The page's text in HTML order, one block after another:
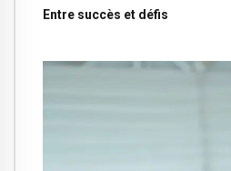
Entre succès et défis